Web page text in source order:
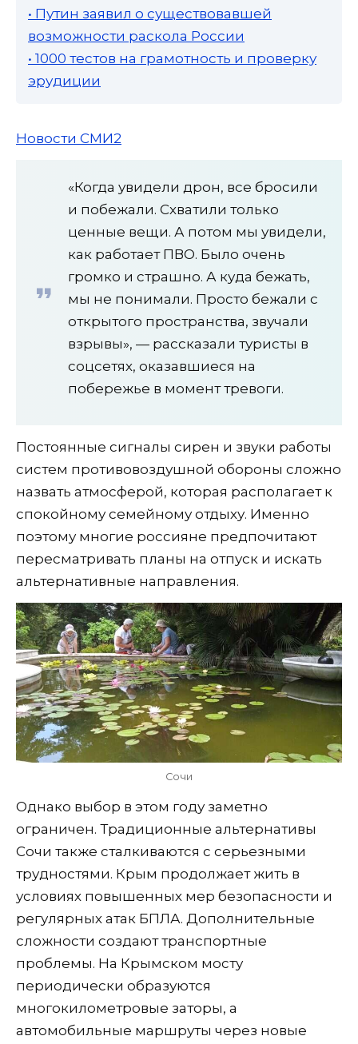
• Путин заявил о существовавшей
возможности раскола России
• 1000 тестов на грамотность и проверку
эрудиции
Новости СМИ2
«Когда увидели дрон, все бросили
и побежали. Схватили только
ценные вещи. А потом мы увидели,
как работает ПВО. Было очень
громко и страшно. А куда бежать,
мы не понимали. Просто бежали с
открытого пространства, звучали
взрывы», — рассказали туристы в
соцсетях, оказавшиеся на
побережье в момент тревоги.
Постоянные сигналы сирен и звуки работы
систем противовоздушной обороны сложно
назвать атмосферой, которая располагает к
спокойному семейному отдыху. Именно
поэтому многие россияне предпочитают
пересматривать планы на отпуск и искать
альтернативные направления.
Сочи
Однако выбор в этом году заметно
ограничен. Традиционные альтернативы
Сочи также сталкиваются с серьезными
трудностями. Крым продолжает жить в
условиях повышенных мер безопасности и
регулярных атак БПЛА. Дополнительные
сложности создают транспортные
проблемы. На Крымском мосту
периодически образуются
многокилометровые заторы, а
автомобильные маршруты через новые